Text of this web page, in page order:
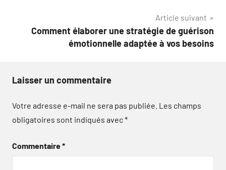
Article suivant
Comment élaborer une stratégie de guérison
émotionnelle adaptée à vos besoins
Laisser un commentaire
Votre adresse e-mail ne sera pas publiée. Les champs
obligatoires sont indiqués avec*
Commentaire*